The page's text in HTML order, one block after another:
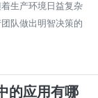
生产环境日益复杂
队做出明智决策的
的应用有哪